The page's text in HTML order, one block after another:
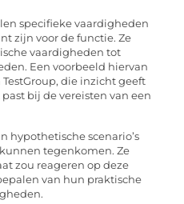
specifieke vaardigheden
zijn voor de functie. Ze
vaardigheden tot
Een voorbeeld hiervan
TestGroup, die inzicht geeft
bij de vereisten van een
hypothetische scenario’s
tegenkomen. Ze
zou reageren op deze
van hun praktische